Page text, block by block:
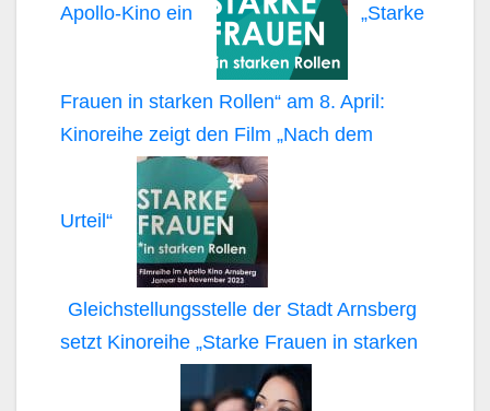
Apollo-Kino ein „Starke
Frauen in starken Rollen“ am 8. April:
Kinoreihe zeigt den Film „Nach dem
Urteil“
Gleichstellungsstelle der Stadt Arnsberg
setzt Kinoreihe „Starke Frauen in starken